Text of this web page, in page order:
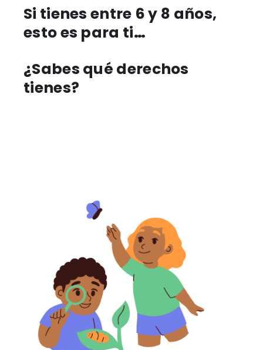
Si tienes entre 6 y 8 años,
esto es para ti…
¿Sabes qué derechos
tienes?